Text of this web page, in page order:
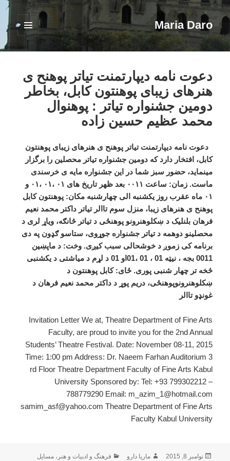
Maria Daro
فهرست
ابزارک‌ها
دعوت نامه دیپارتمنت تیاتر پوهنح ی
هنرهای زیبای پوهنتون کابل، بخاطر
دومین جشنواره تیاتر : پوهنوال
محمد عظیم حسین زاده
دعوت نامه دیپارتمنت تیاتر پوهنح ی هنرهای زیبای پوهنتون
کابل، افتخار دارد که دومین جشنواره تیاتر محصلین را برگزار
مینماید، حضور سبز شما در این جشنواره مایه ی خرسندی
ماست. زمان: ساعت ۰۰۱۱ بعد ظهر تاریخ های ۰۱ ،۰۱ ،۰۱ و
۰۱ ماه عقرب روز یکشنبه الی چهارشنبه مکان: پوهنتون کابل
پوهنح ی هنرهای زیبا، منزل سوم تاالر تیاتر داکتر محمد نعیم
فرهان بلنلیک د ښکلوهنرونو پوهنځی د تیاتر څانګه، ویاړ لری د
محصلینو دوهمه د تیاتر جشنواره جوړوی، ستاسو ګډون په دی
برنامه کی زموږ د خوشحالی سبب کیږی. وخت: د ماپښین
0011 بجه ، نیټه 01 ، 01 ،01او 01 د لړم د میاشتی د یکشنبی
څخه تر چهار شنبی پوری. ځای: کابل پوهنتون د
ښکلوهنرونوپوهنځی، دریم پوړ د داکتر محمد نعیم فرهان د
غونډو تاالر
Invitation Letter We at, Theatre Department of Fine Arts
Faculty, are proud to invite you for the 2nd Annual
Students’ Theatre Festival. Date: November 08-11, 2015
Time: 1:00 pm Address: Dr. Naeem Farhan Auditorium 3
rd Floor Theatre Department Faculty of Fine Arts Kabul
University Sponsored by: Tel: +93 799302212 –
788779290 Email: m_azim_1@hotmail.com
samim_asf@yahoo.com Theatre Department of Fine Arts
Faculty Kabul University
ارسال
نوامبر 8, 2015 نویسنده
ماریا دارو دسته‌ها
فرهنگ و ادبیات و هنر ،مسایل